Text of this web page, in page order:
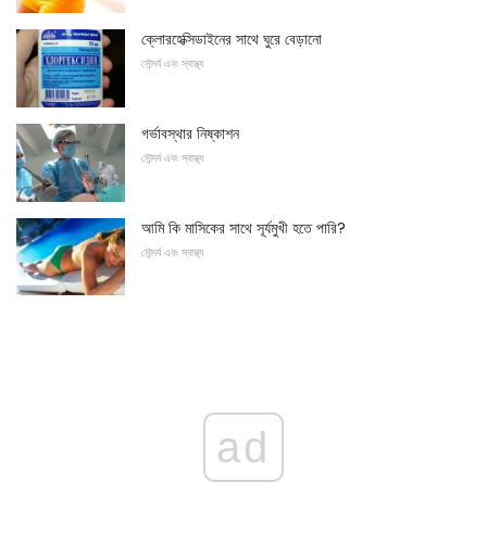
ক্লোরহেক্সিডাইনের সাথে ঘুরে বেড়ানো
সৌন্দর্য এবং স্বাস্থ্য
গর্ভাবস্থার নিষ্কাশন
সৌন্দর্য এবং স্বাস্থ্য
আমি কি মাসিকের সাথে সূর্যমুখী হতে পারি?
সৌন্দর্য এবং স্বাস্থ্য
ad